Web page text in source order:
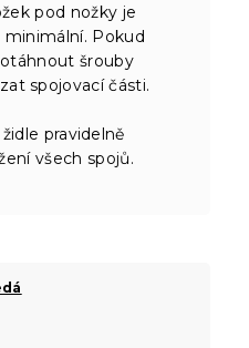
pod nožky je
Pokud
šrouby
spojovací části.
pravidelně
všech spojů.